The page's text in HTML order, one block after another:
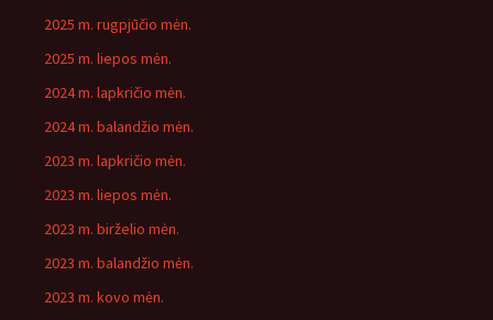
2025 m. rugpjūčio mėn.
2025 m. liepos mėn.
2024 m. lapkričio mėn.
2024 m. balandžio mėn.
2023 m. lapkričio mėn.
2023 m. liepos mėn.
2023 m. birželio mėn.
2023 m. balandžio mėn.
2023 m. kovo mėn.